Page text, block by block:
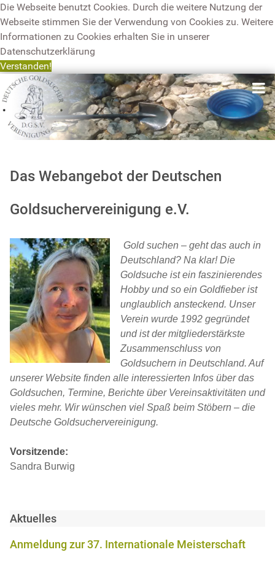
Die Webseite benutzt Cookies. Durch die weitere Nutzung der
Webseite stimmen Sie der Verwendung von Cookies zu. Weitere
Informationen zu Cookies erhalten Sie in unserer
Datenschutzerklärung
Verstanden!
Das Webangebot der Deutschen
Goldsuchervereinigung e.V.
Gold suchen – geht das auch in
Deutschland? Na klar! Die
Goldsuche ist ein faszinierendes
Hobby und so ein Goldfieber ist
unglaublich ansteckend. Unser
Verein wurde 1992 gegründet
und ist der mitgliederstärkste
Zusammenschluss von
Goldsuchern in Deutschland. Auf
unserer Website finden alle interessierten Infos über das
Goldsuchen, Termine, Berichte über Vereinsaktivitäten und
vieles mehr. Wir wünschen viel Spaß beim Stöbern – die
Deutsche Goldsuchervereinigung.
Vorsitzende:
Sandra Burwig
Aktuelles
Anmeldung zur 37. Internationale Meisterschaft